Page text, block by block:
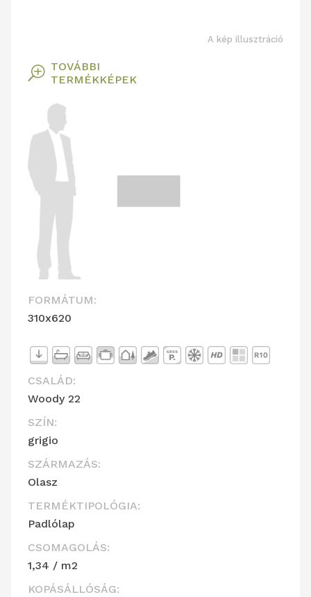
A kép illusztráció
T TOVÁBBI
TERMÉKKÉPEK
FORMÁTUM:
310x620
CSALÁD:
Woody 22
SZÍN:
grigio
SZÁRMAZÁS:
Olasz
TERMÉKTIPOLÓGIA:
Padlólap
CSOMAGOLÁS:
1,34 / m2
KOPÁSÁLLÓSÁG: